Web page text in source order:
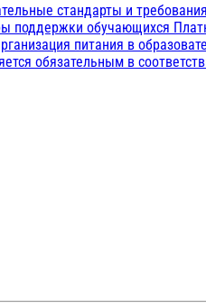
стандарты и требования
поддержки обучающихся
питания в
обязательным в